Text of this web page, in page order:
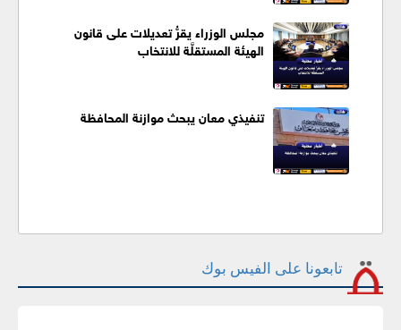
مجلس الوزراء يقرُّ تعديلات على قانون
الهيئة المستقلَّة للانتخاب
تنفيذي معان يبحث موازنة المحافظة
تابعونا على الفيس بوك